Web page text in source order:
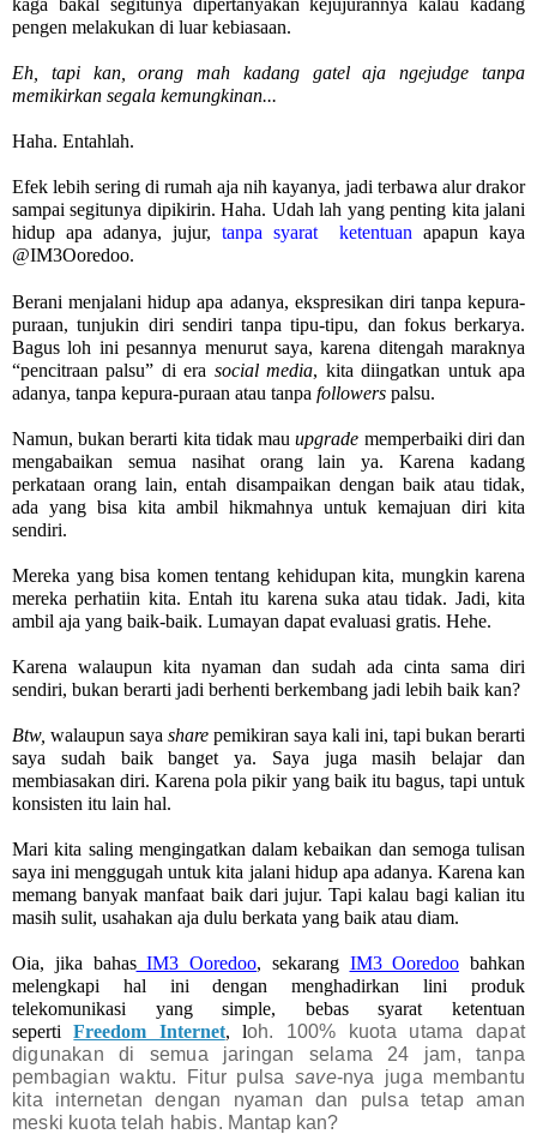
pengen melakukan di luar kebiasaan.
Eh, tapi kan, orang mah kadang gatel aja ngejudge tanpa
memikirkan segala kemungkinan...
Haha. Entahlah.
Efek lebih sering di rumah aja nih kayanya, jadi terbawa alur drakor
sampai segitunya dipikirin. Haha. Udah lah yang penting kita jalani
hidup apa adanya, jujur, tanpa syarat  ketentuan apapun kaya
@IM3Ooredoo.
Berani menjalani hidup apa adanya, ekspresikan diri tanpa kepura-
puraan, tunjukin diri sendiri tanpa tipu-tipu, dan fokus berkarya.
Bagus loh ini pesannya menurut saya, karena ditengah maraknya
“pencitraan palsu” di era social media, kita diingatkan untuk apa
adanya, tanpa kepura-puraan atau tanpa followers palsu.
Namun, bukan berarti kita tidak mau upgrade memperbaiki diri dan
mengabaikan semua nasihat orang lain ya. Karena kadang
perkataan orang lain, entah disampaikan dengan baik atau tidak,
ada yang bisa kita ambil hikmahnya untuk kemajuan diri kita
sendiri.
Mereka yang bisa komen tentang kehidupan kita, mungkin karena
mereka perhatiin kita. Entah itu karena suka atau tidak. Jadi, kita
ambil aja yang baik-baik. Lumayan dapat evaluasi gratis. Hehe.
Karena walaupun kita nyaman dan sudah ada cinta sama diri
sendiri, bukan berarti jadi berhenti berkembang jadi lebih baik kan?
Btw, walaupun saya share pemikiran saya kali ini, tapi bukan berarti
saya sudah baik banget ya. Saya juga masih belajar dan
membiasakan diri. Karena pola pikir yang baik itu bagus, tapi untuk
konsisten itu lain hal.
Mari kita saling mengingatkan dalam kebaikan dan semoga tulisan
saya ini menggugah untuk kita jalani hidup apa adanya. Karena kan
memang banyak manfaat baik dari jujur. Tapi kalau bagi kalian itu
masih sulit, usahakan aja dulu berkata yang baik atau diam.
Oia, jika bahas IM3 Ooredoo, sekarang IM3 Ooredoo bahkan
melengkapi hal ini dengan menghadirkan lini produk
telekomunikasi yang simple, bebas syarat ketentuan
seperti Freedom Internet, loh. 100% kuota utama dapat
digunakan di semua jaringan selama 24 jam, tanpa
pembagian waktu. Fitur pulsa save-nya juga membantu
kita internetan dengan nyaman dan pulsa tetap aman
meski kuota telah habis. Mantap kan?